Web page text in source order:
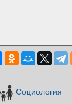
Социология